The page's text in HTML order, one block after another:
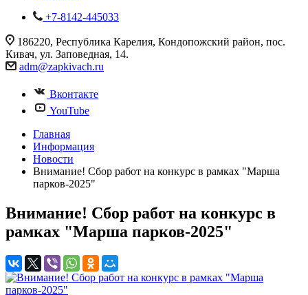
+7-8142-445033
186220, Республика Карелия, Кондопожский район, пос.
Кивач, ул. Заповедная, 14.
adm@zapkivach.ru
Вконтакте
YouTube
Главная
Информация
Новости
Внимание! Сбор работ на конкурс в рамках "Марша
парков-2025"
Внимание! Сбор работ на конкурс в
рамках "Марша парков-2025"